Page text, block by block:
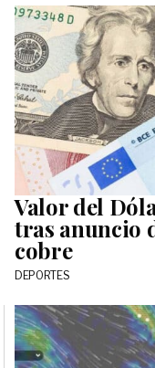
Valor del
tras anuncio
cobre
DEPORTES